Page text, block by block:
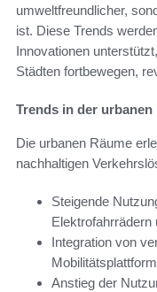
umweltfreundlicher,
ist. Diese Trends
Innovationen
Städten fortbewegen,
Trends in der
Die urbanen Räume
nachhaltigen
Steigende
Elektrofahrrädern
Integration von
Anstieg der